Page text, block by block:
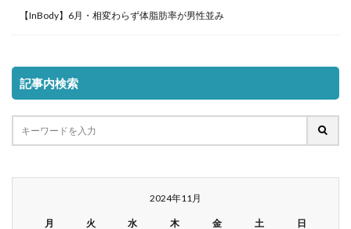
【InBody】6月・相変わらず体脂肪率が男性並み
記事内検索
2024年11月
月 火 水 木 金 土 日